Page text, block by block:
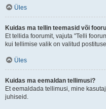
Üles
Kuidas ma tellin teemasid või
Et tellida foorumit, vajuta "Telli
kui tellimise valik on valitud
Üles
Kuidas ma eemaldan tellimusi?
Et eemaldada tellimusi, mine
juhiseid.